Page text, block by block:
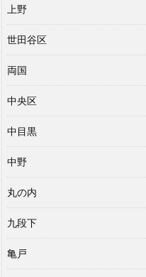
上野
世田谷区
両国
中央区
中目黒
中野
丸の内
九段下
亀戸